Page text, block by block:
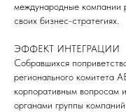
международные компании
своих бизнес-стратегиях.
ЭФФЕКТ ИНТЕГРАЦИИ
Собравшихся
регионального комитета
корпоративным вопросам
органами группы